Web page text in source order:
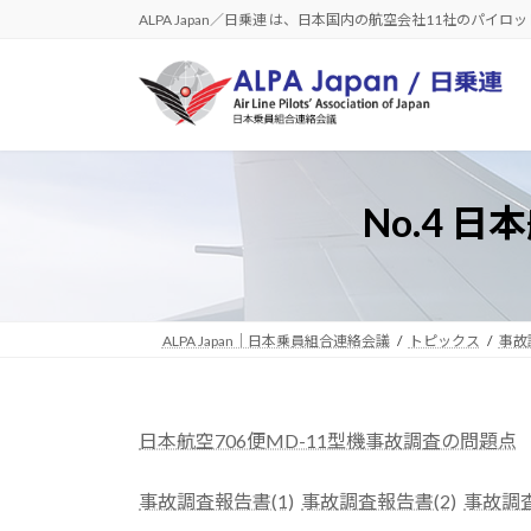
へ
ョ
ALPA Japan／日乗連 は、日本国内の航空会社11社のパイロッ
No.4 日
ALPA Japan｜日本乗員組合連絡会議 トピックス 事故
日本航空706便MD-11型機事故調査の問題点
事故調査報告書(1) 事故調査報告書(2) 事故調